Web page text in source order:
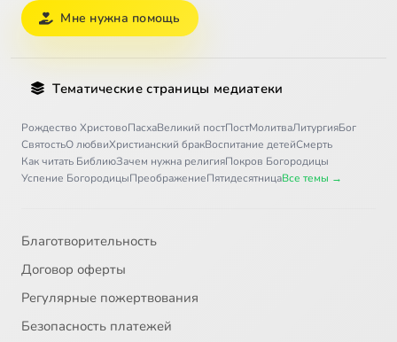
Мне нужна помощь
Тематические страницы медиатеки
Рождество ХристовоПасхаВеликий постПостМолитваЛитургияБог
СвятостьО любвиХристианский бракВоспитание детейСмерть
Как читать БиблиюЗачем нужна религияПокров Богородицы
Успение БогородицыПреображениеПятидесятницаВсе темы →
Благотворительность
Договор оферты
Регулярные пожертвования
Безопасность платежей